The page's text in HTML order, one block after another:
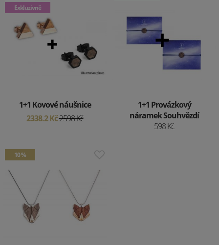
Exkluzivně
1+1 Kovové náušnice
2338.2 Kč2598 Kč
1+1 Provázkový
náramek Souhvězdí
598 Kč
10 %